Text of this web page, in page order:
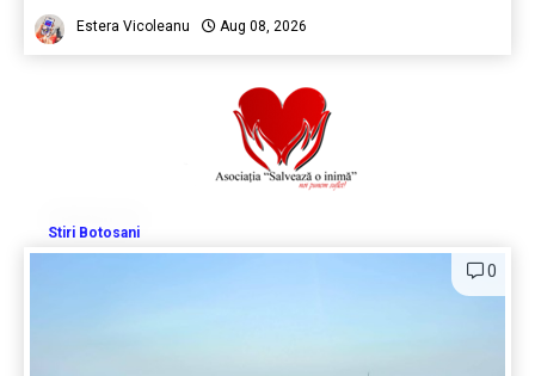
Estera Vicoleanu Aug 08, 2026
Stiri Botosani
0